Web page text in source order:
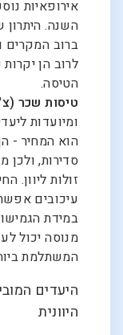
אירופאיות
השנה. היתרון
ברוב המקרים
לרוב הן
הטיסה.
טיסות שכר
ומיועדות
הוא המחיר -
סדירות,
זולות ליוון.
עיכובים
במידת
מנוסה יכול
המשתלמת
היעדים
היוונית